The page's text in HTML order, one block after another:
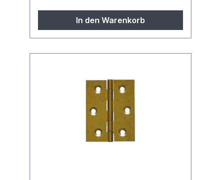
In den Warenkorb